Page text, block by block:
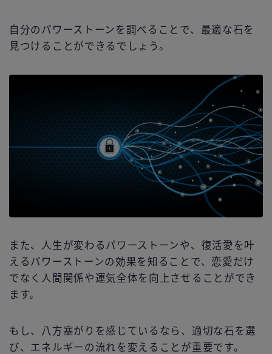
自分のパワーストーンを調べることで、最適な石を
見つけることができるでしょう。
また、人生が変わるパワーストーンや、復活愛を叶
えるパワーストーンの効果を知ることで、恋愛だけ
でなく人間関係や運気全体を向上させることができ
ます。
もし、八方塞がりを感じているなら、適切な石を選
び、エネルギーの流れを変えることが重要です。